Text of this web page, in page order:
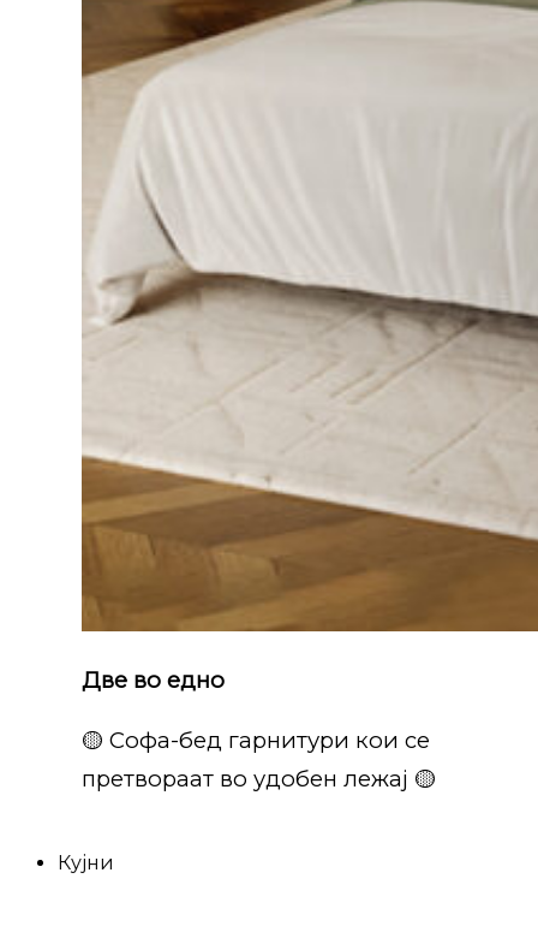
Две во едно
🟡 Софа-бед гарнитури кои се
претвораат во удобен лежај 🟡
Кујни